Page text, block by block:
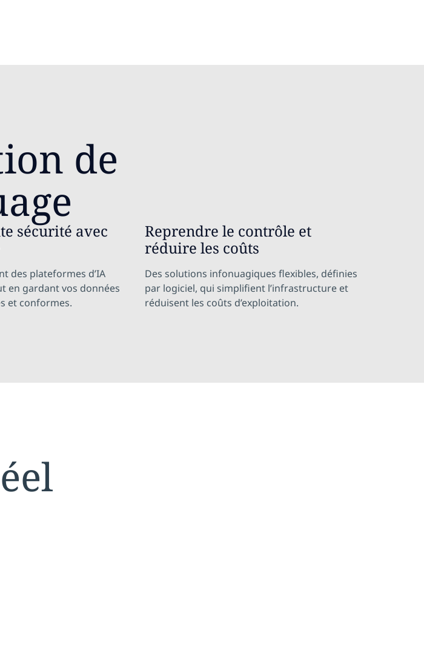
de
sécurité avec
des plateformes d’IA
en gardant vos données
et conformes.
Reprendre le contrôle et
réduire les coûts
Des solutions infonuagiques flexibles, définies
par logiciel, qui simplifient l’infrastructure et
réduisent les coûts d’exploitation.